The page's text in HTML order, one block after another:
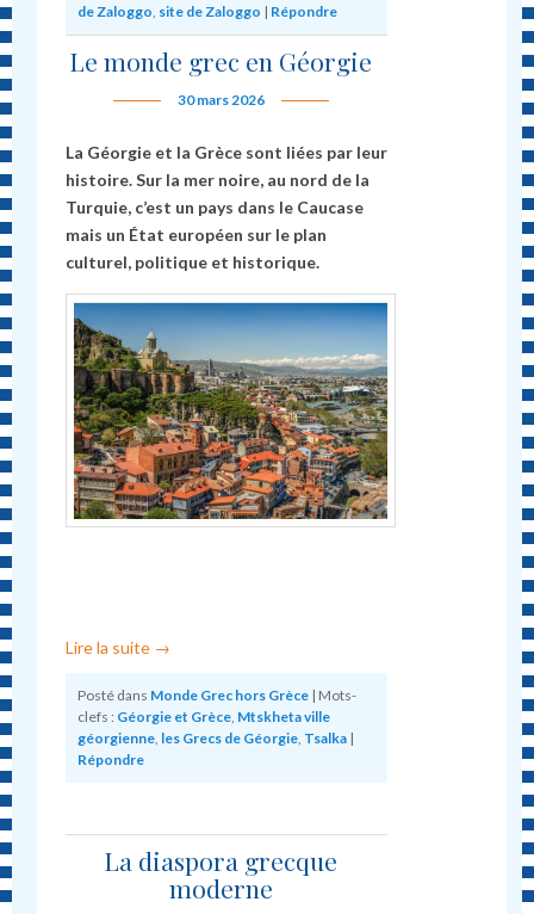
de Zaloggo site de Zaloggo | Répondre
Le monde grec en Géorgie
30 mars 2026
La Géorgie et la Grèce sont liées par leur
histoire. Sur la mer noire, au nord de la
Turquie, c’est un pays dans le Caucase
mais un État européen sur le plan
culturel, politique et historique.
Lire la suite →
Posté dans Monde Grec hors Grèce | Mots-
clefs : Géorgie et Grèce Mtskheta ville
géorgienne les Grecs de Géorgie Tsalka |
Répondre
La diaspora grecque
moderne